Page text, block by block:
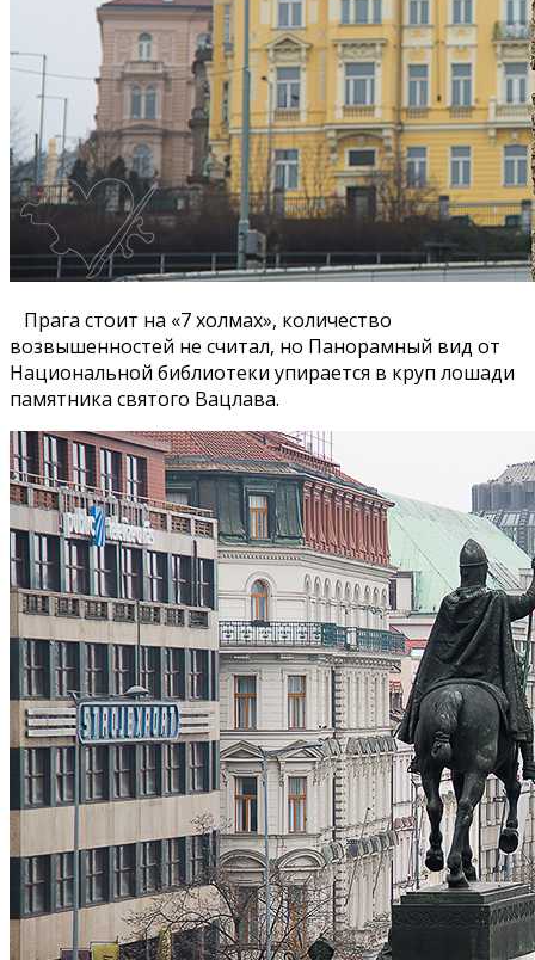
Прага стоит на «7 холмах», количество
возвышенностей не считал, но Панорамный вид от
Национальной библиотеки упирается в круп лошади
памятника святого Вацлава.